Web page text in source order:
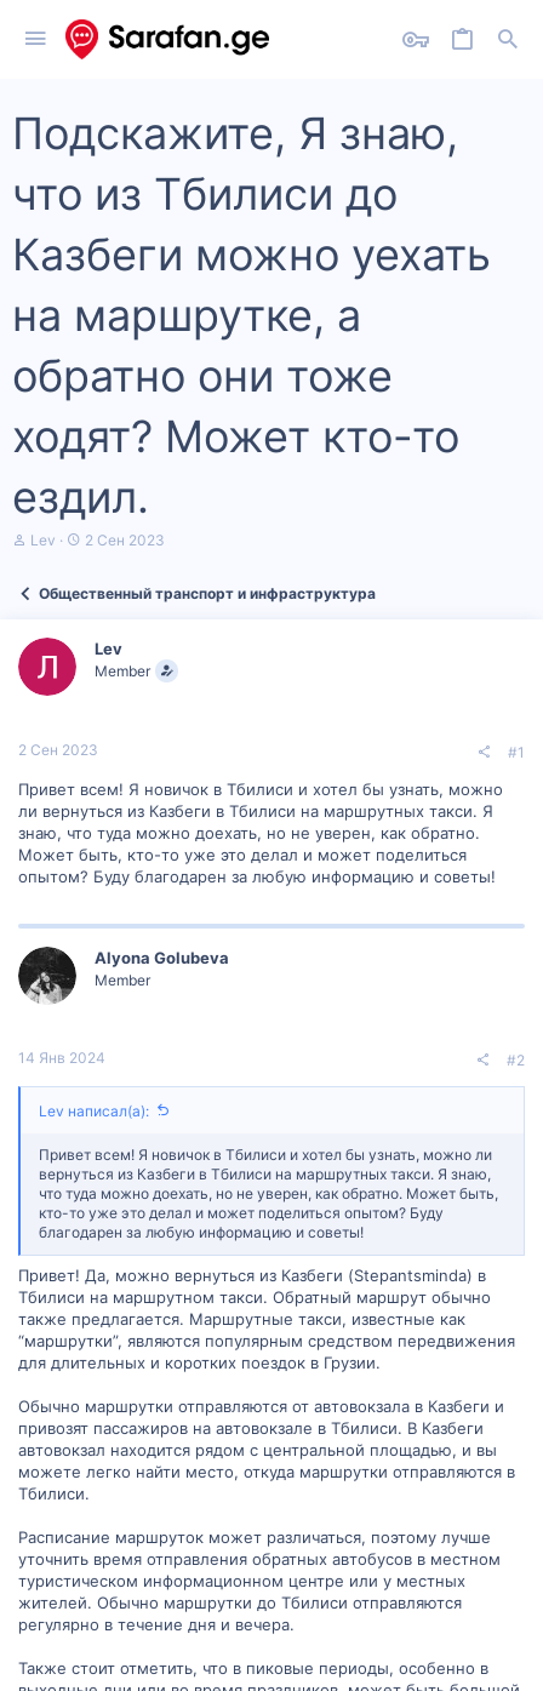
Подскажите, Я знаю,
что из Тбилиси до
Казбеги можно уехать
на маршрутке, а
обратно они тоже
ходят? Может кто-то
ездил.
А
т
м
ы
Lev
Д
а
2 Сен 2023
Общественный транспорт и инфраструктура
Lev
Member
2 Сен 2023 #1
Привет всем! Я новичок в Тбилиси и хотел бы узнать, можно
ли вернуться из Казбеги в Тбилиси на маршрутных такси. Я
знаю, что туда можно доехать, но не уверен, как обратно.
Может быть, кто-то уже это делал и может поделиться
опытом? Буду благодарен за любую информацию и советы!
Alyona Golubeva
Member
14 Янв 2024 #2
Lev написал(а):
Привет всем! Я новичок в Тбилиси и хотел бы узнать, можно ли
вернуться из Казбеги в Тбилиси на маршрутных такси. Я знаю,
что туда можно доехать, но не уверен, как обратно. Может быть,
кто-то уже это делал и может поделиться опытом? Буду
благодарен за любую информацию и советы!
Привет! Да, можно вернуться из Казбеги (Stepantsminda) в
Тбилиси на маршрутном такси. Обратный маршрут обычно
также предлагается. Маршрутные такси, известные как
“маршрутки”, являются популярным средством передвижения
для длительных и коротких поездок в Грузии.
Обычно маршрутки отправляются от автовокзала в Казбеги и
привозят пассажиров на автовокзале в Тбилиси. В Казбеги
автовокзал находится рядом с центральной площадью, и вы
можете легко найти место, откуда маршрутки отправляются в
Тбилиси.
Расписание маршруток может различаться, поэтому лучше
уточнить время отправления обратных автобусов в местном
туристическом информационном центре или у местных
жителей. Обычно маршрутки до Тбилиси отправляются
регулярно в течение дня и вечера.
Также стоит отметить, что в пиковые периоды, особенно в